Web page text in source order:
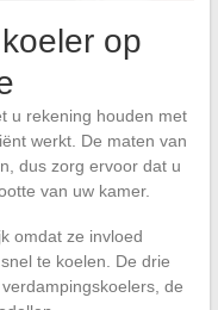
op
u rekening houden met
werkt. De maten van
dus zorg ervoor dat u
van uw kamer.
omdat ze invloed
te koelen. De drie
de